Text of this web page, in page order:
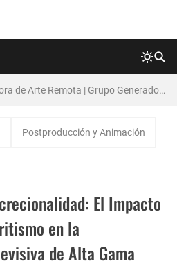
[EXPIRADO] Directora de Arte Remota | Grupo Generadores | Bolsa de Trabajo en Cine y Afines
Postproducción y Animación
El Impacto
en la
de Alta Gama